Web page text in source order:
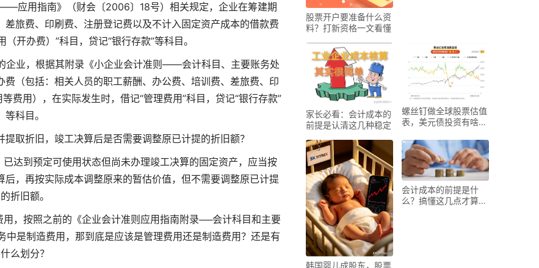
应用指南》（财会〔2006〕18号）相关规定，企业在筹建期
旅费、印刷费、注册登记费以及不计入固定资产成本的借款费
开办费）”科目，贷记“银行存款”等科目。
企业，根据其附录《小企业会计准则——会计科目、主要账务处
（包括：相关人员的职工薪酬、办公费、培训费、差旅费、印
费用），在实际发生时，借记“管理费用”科目，贷记“银行存款”
等科目。
取折旧，竣工决算后是否需要调整原已计提的折旧额？
达到预定可使用状态但尚未办理竣工决算的固定资产，应当按
，再按实际成本调整原来的暂估价值，但不需要调整原已计提
的折旧额。
，按照之前的《企业会计准则应用指南附录──会计科目和主要
是制造费用，那到底是应该是管理费用还是制造费用？还是有
什么划分？
股票开户要准备什么资
料？打新资格一文看懂
家长必看：会计成本的
前提是认清这几种稳定
螺丝钉做全球股票估值
表，美元债投资有啥讲
韩国婴儿成股东，股票
会计成本的前提是什
么？搞懂这几点才算入